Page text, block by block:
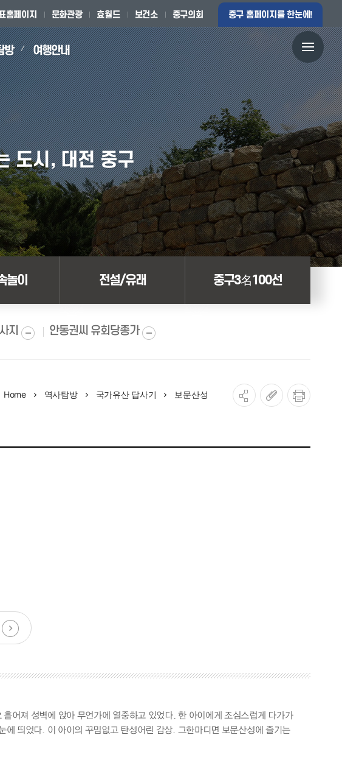
홈페이지 문화관광 효월드 보건소 중구의회 중구 홈페이지를 한눈에!
산
당
숭절사
중구만의 효!월드
효월드 소개
효문화마을
뿌리공원
한국족보박물관
중구의 사진 및 영상
영상 속 중구
관광코스
孝문화를 만나다.
근대문화길을 걷다
이달의 공연
방
산
국가유산 답사기
창계숭절사
단재신채호선생생가
보문산성
보문사지
안동권씨 유회당종가
전통민속놀이
부사칠석놀이
문창동 엿장수 놀이
유천동산신제와 버드내거리제
버드내보싸움놀이
여행안내
소
제
전통시장
상점가 거리
도시, 대전 중구
지 안동권씨 유회당종가
놀이 전설/유래 중구3名100선
Home 역사탐방 국가유산 답사기 보문산성
어져 성벽에 앉아 무언가에 열중하고 있었다. 한 아이에게 조심스럽게 다가가
띄었다. 이 아이의 꾸밈없고 탄성어린 감상. 그한마디면 보문산성에 즐기는